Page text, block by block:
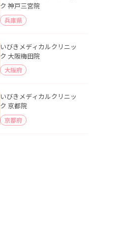
ク 神戸三宮院
兵庫県
いびきメディカルクリニッ
ク 大阪梅田院
大阪府
いびきメディカルクリニッ
ク 京都院
京都府